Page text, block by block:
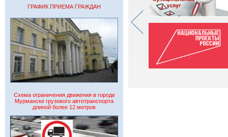
ГРАФИК ПРИЕМА ГРАЖДАН
Схема ограничения движения в городе
Мурманске грузового автотранспорта
длиной более 12 метров